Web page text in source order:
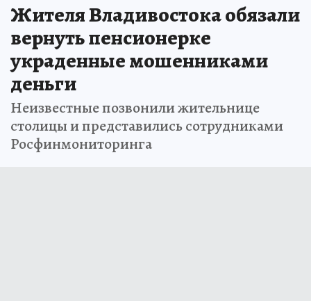
Жителя Владивостока обязали
вернуть пенсионерке
украденные мошенниками
деньги
Неизвестные позвонили жительнице
столицы и представились сотрудниками
Росфинмониторинга